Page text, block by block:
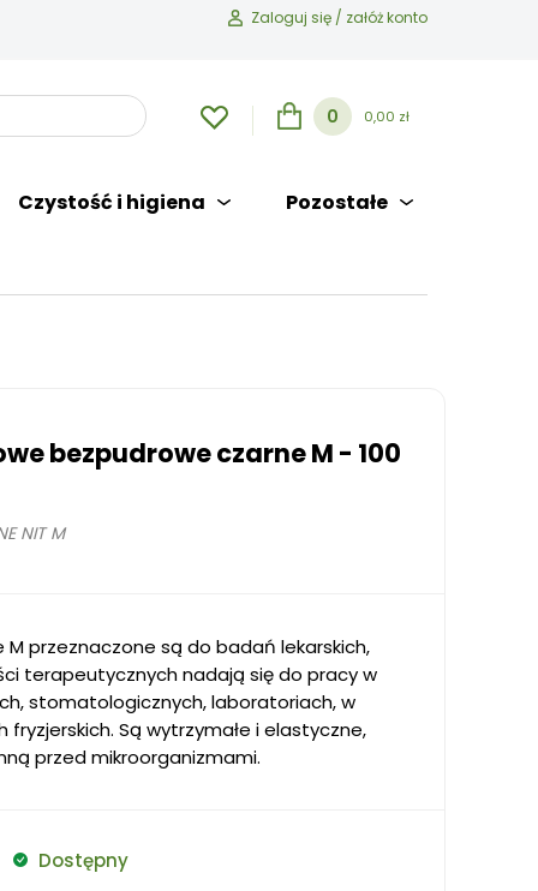
Zaloguj się / załóż konto
0 0,00 zł
Czystość i higiena Pozostałe
bezpudrowe czarne M - 100
NIT M
M przeznaczone są do badań lekarskich,
terapeutycznych nadają się do pracy w
stomatologicznych, laboratoriach, w
Są wytrzymałe i elastyczne,
przed mikroorganizmami.
Dostępny